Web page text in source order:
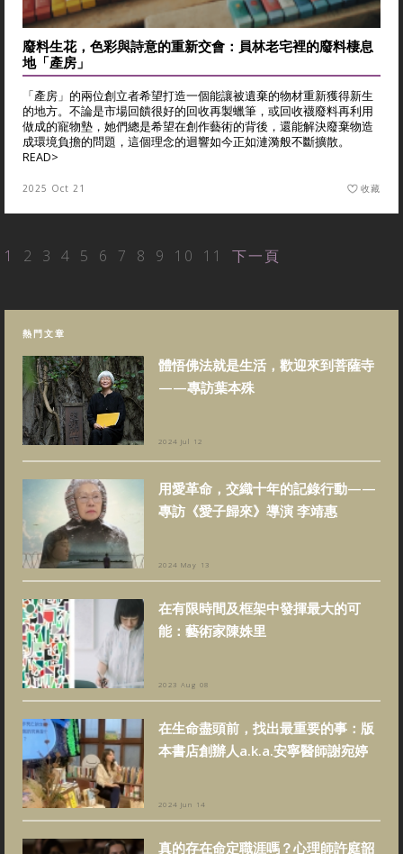
廢料生花，色彩與詩意的重新交會：員林老宅裡的廢料棲息
地「產房」
「產房」的兩位創立者希望打造一個能讓被遺棄的物材重新獲得新生
的地方。不論是市場回饋很好的回收再製蠟筆，或回收襪廢料再利用
做成的寵物墊，她們總是希望在創作藝術的背後，還能解決廢棄物造
成環境負擔的問題，這個理念的迴響如今正如漣漪般不斷擴散。
READ>
2025 Oct 21 收藏
1 2 3 4 5 6 7 8 9 10 11 下一頁
熱門文章
體悟佛法就是生活，歡迎來到菩薩寺
——專訪葉本殊
2024 Jul 12
用愛革命，交織十年的記錄行動——
專訪《愛子歸來》導演 李靖惠
2024 May 13
在有限時間及框架中發揮最大的可
能：藝術家陳姝里
2023 Aug 08
在生命盡頭前，找出最重要的事：版
本書店創辦人a.k.a.安寧醫師謝宛婷
2024 Jun 14
真的存在命定職涯嗎？心理師許庭韶